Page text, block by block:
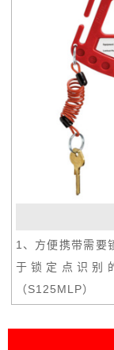
1、方便携带需要
于锁定点识别
（S125MLP）